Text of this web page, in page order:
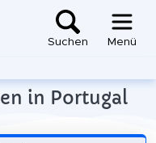
Suchen Menü
in Portugal